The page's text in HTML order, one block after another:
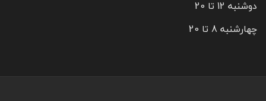
دوشنبه 12 تا 20
چهارشنبه 8 تا 20